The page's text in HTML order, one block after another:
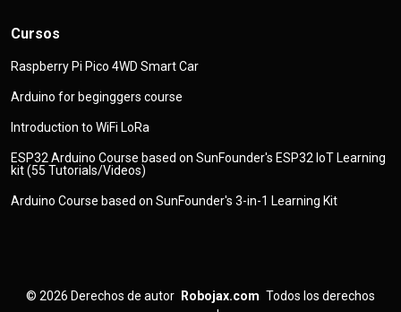
Cursos
Raspberry Pi Pico 4WD Smart Car
Arduino for beginggers course
Introduction to WiFi LoRa
ESP32 Arduino Course based on SunFounder's ESP32 IoT Learning
kit (55 Tutorials/Videos)
Arduino Course based on SunFounder's 3-in-1 Learning Kit
© 2026 Derechos de autor Robojax.com Todos los derechos